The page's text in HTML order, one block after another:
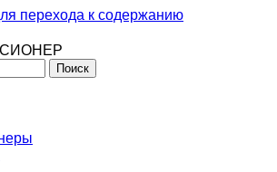
перехода к содержанию